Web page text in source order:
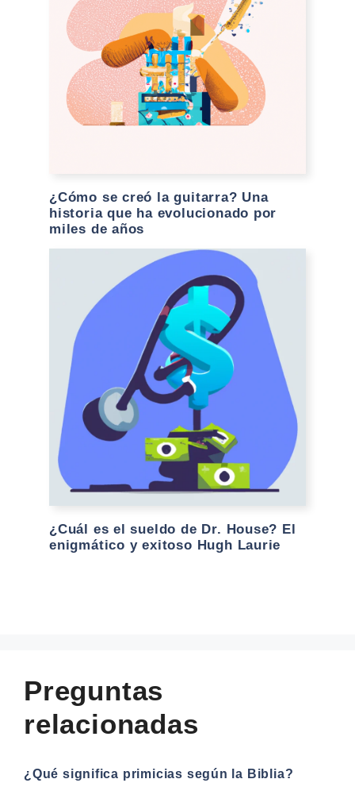
¿Cómo se creó la guitarra? Una
historia que ha evolucionado por
miles de años
¿Cuál es el sueldo de Dr. House? El
enigmático y exitoso Hugh Laurie
Preguntas
relacionadas
¿Qué significa primicias según la Biblia?